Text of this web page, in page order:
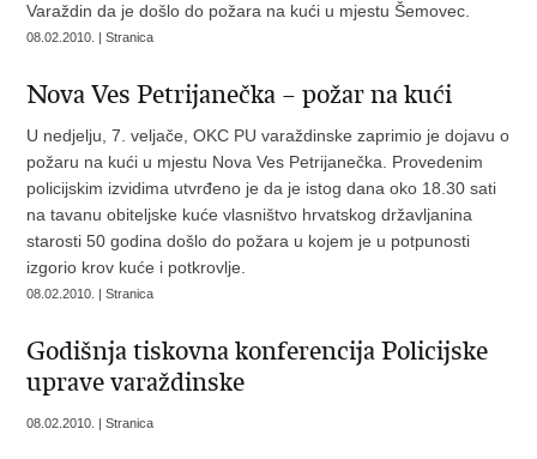
Varaždin da je došlo do požara na kući u mjestu Šemovec.
08.02.2010. | Stranica
Nova Ves Petrijanečka – požar na kući
U nedjelju, 7. veljače, OKC PU varaždinske zaprimio je dojavu o
požaru na kući u mjestu Nova Ves Petrijanečka. Provedenim
policijskim izvidima utvrđeno je da je istog dana oko 18.30 sati
na tavanu obiteljske kuće vlasništvo hrvatskog državljanina
starosti 50 godina došlo do požara u kojem je u potpunosti
izgorio krov kuće i potkrovlje.
08.02.2010. | Stranica
Godišnja tiskovna konferencija Policijske
uprave varaždinske
08.02.2010. | Stranica